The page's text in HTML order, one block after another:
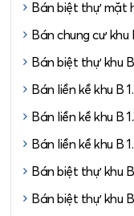
Bán biệt thự mặt
Bán chung cư khu
Bán biệt thự khu B
Bán liền kề khu B
Bán liền kề khu B
Bán liền kề khu B
Bán biệt thự khu B
Bán biệt thự khu